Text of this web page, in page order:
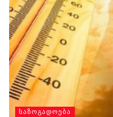
ᲡᲐᲖᲝᲒᲐᲓᲝᲔᲑᲐ